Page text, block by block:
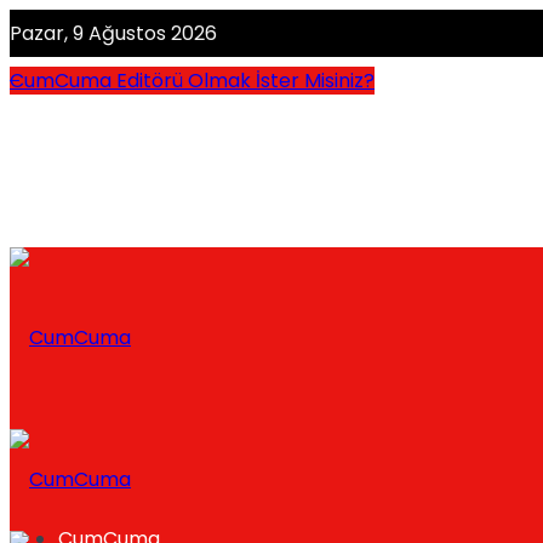
Pazar, 9 Ağustos 2026
CumCuma Editörü Olmak İster Misiniz?